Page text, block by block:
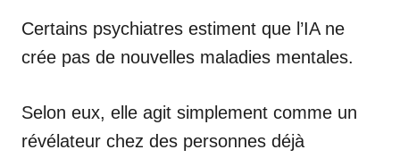
Certains psychiatres estiment que l’IA ne
crée pas de nouvelles maladies mentales.
Selon eux, elle agit simplement comme un
révélateur chez des personnes déjà